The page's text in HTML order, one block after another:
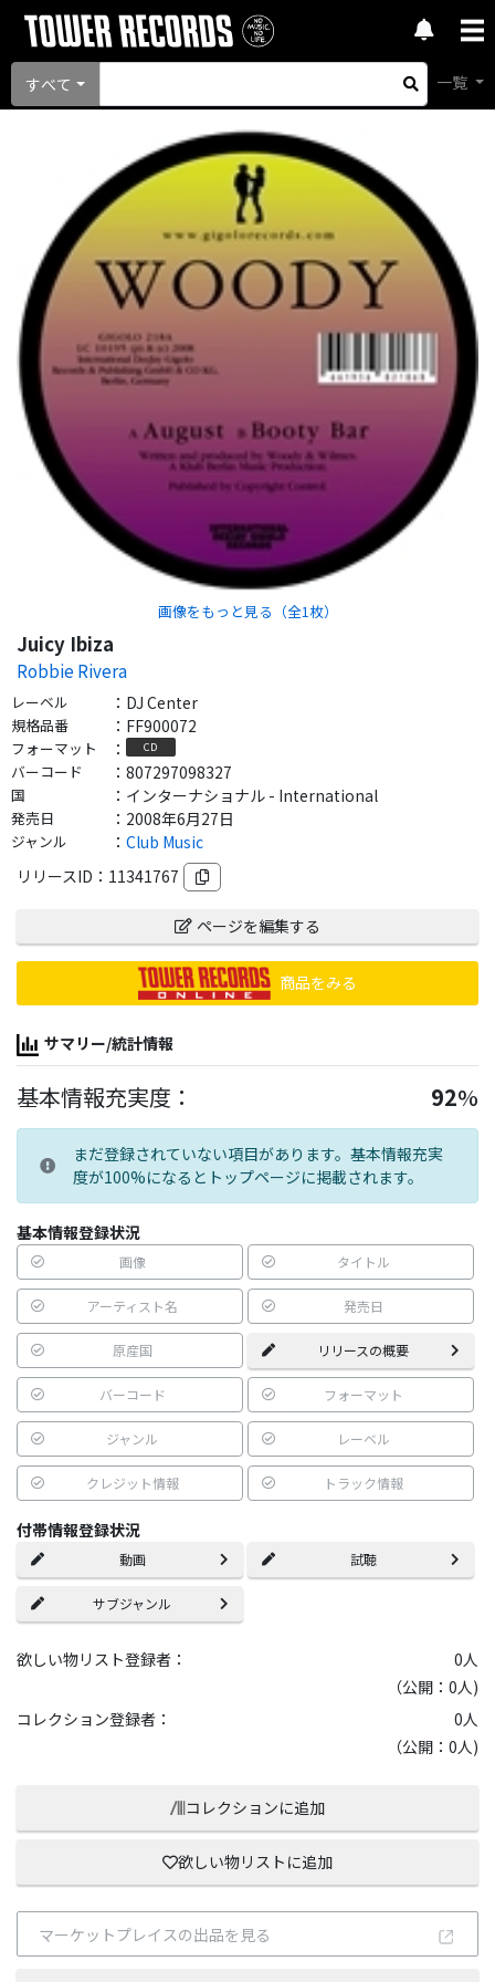
すべて 一覧
画像をもっと見る（全1 枚）
Juicy Ibiza
Robbie Rivera
レーベル ： DJ Center
規格品番 ： FF900072
フォーマット ： CD
バーコード ： 807297098327
国 ： インターナショナル - International
発売日 ： 2008年6月27日
ジャンル ： Club Music
リリースID： 11341767
ページを編集する
商品をみる
サマリー/統計情報
基本情報充実度： 92%
まだ登録されていない項目があります。基本情報充実
度が100%になるとトップページに掲載されます。
基本情報登録状況
画像 タイトル
アーティスト名 発売日
原産国 リリースの概要
バーコード フォーマット
ジャンル レーベル
クレジット情報 トラック情報
付帯情報登録状況
動画 試聴
サブジャンル
欲しい物リスト登録者： 0人
（公開：0人)
コレクション登録者：
0人
（公開：0人)
コレクションに追加
欲しい物リストに追加
マーケットプレイスの出品を見る